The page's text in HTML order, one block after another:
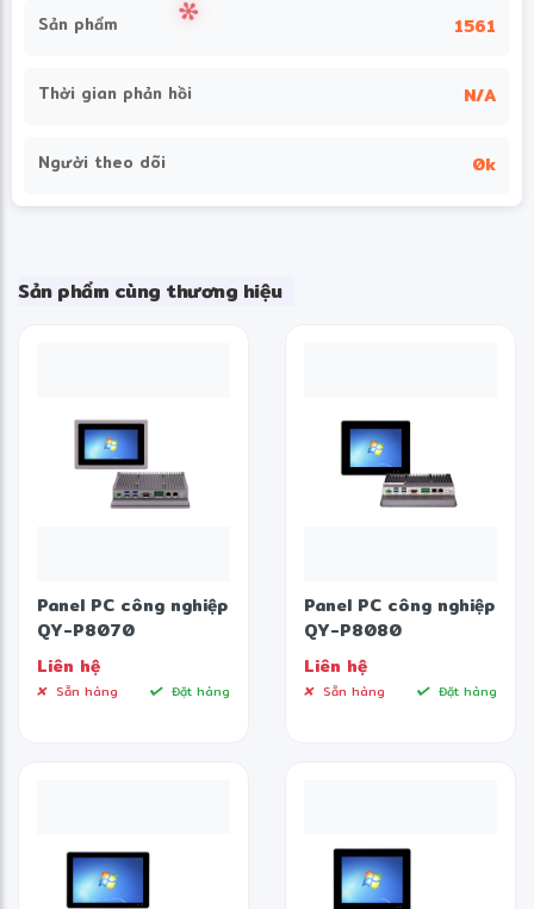
Sản phẩm 1561
Thời gian phản hồi N/A
Người theo dõi 0k
Sản phẩm cùng thương hiệu
Panel PC công nghiệp
QY-P8070
Liên hệ
Sẵn hàng Đặt hàng
Panel PC công nghiệp
QY-P8080
Liên hệ
Sẵn hàng Đặt hàng
✻